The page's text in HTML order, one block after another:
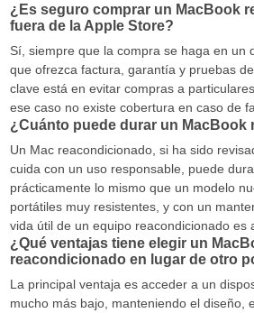
¿Es seguro comprar un MacBook
fuera de la Apple Store?
Sí, siempre que la compra se haga en un
que ofrezca factura, garantía y pruebas
clave está en evitar compras a
ese caso no existe cobertura en caso de
¿Cuánto puede durar un MacBook
Un Mac reacondicionado, si ha sido
cuida con un uso responsable, puede
prácticamente lo mismo que un modelo
portátiles muy resistentes, y con un
vida útil de un equipo reacondicionado es
¿Qué ventajas tiene elegir un
reacondicionado en lugar de otro
La principal ventaja es acceder a un
mucho más bajo, manteniendo el diseño,